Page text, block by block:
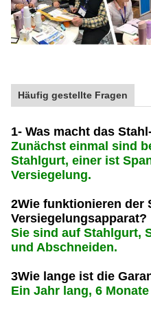
Häufig gestellte Fragen
1- Was macht das
Zunächst einmal sind
Stahlgurt, einer ist
Versiegelung.
2Wie funktionieren der
Versiegelungsapparat?
Sie sind auf Stahlgurt,
und Abschneiden.
3Wie lange ist die
Ein Jahr lang, 6